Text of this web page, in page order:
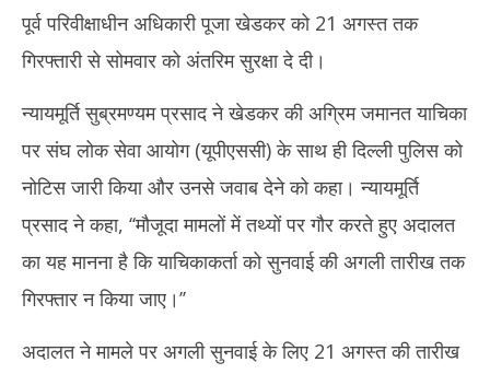
NOW VIEWING
धोखाधड़ी मामला : अदालत ने पूजा खेडकर को गिरफ्तारी से अंतरिम सुरक्षा दी
August
12,
2024
पूर्व परिवीक्षाधीन अधिकारी पूजा खेडकर को 21 अगस्त तक
गिरफ्तारी से सोमवार को अंतरिम सुरक्षा दे दी।
न्यायमूर्ति सुब्रमण्यम प्रसाद ने खेडकर की अग्रिम जमानत याचिका
पर संघ लोक सेवा आयोग (यूपीएससी) के साथ ही दिल्ली पुलिस को
नोटिस जारी किया और उनसे जवाब देने को कहा। न्यायमूर्ति
प्रसाद ने कहा, ‘‘मौजूदा मामलों में तथ्यों पर गौर करते हुए अदालत
का यह मानना है कि याचिकाकर्ता को सुनवाई की अगली तारीख तक
गिरफ्तार न किया जाए।’’
अदालत ने मामले पर अगली सुनवाई के लिए 21 अगस्त की तारीख